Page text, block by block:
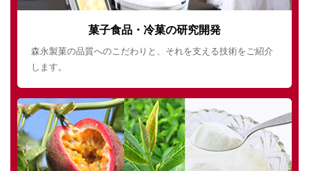
菓子食品・冷菓の研究開発
森永製菓の品質へのこだわりと、それを支える技術をご紹介
します。